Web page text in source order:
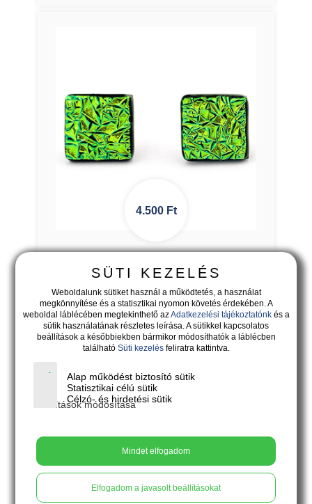
4.500Ft
PÖTTY - rusztikus felületű lime
bedugós fülbevaló
SÜTI KEZELÉS
Weboldalunk sütiket használ a működtetés, a használat
megkönnyítése és a statisztikai nyomon követés érdekében. A
weboldal láblécében megtekinthető azAdatkezelési tájékoztatónkés a
sütik használatának részletes leírása. A sütikkel kapcsolatos
beállítások a későbbiekben bármikor módosíthatók a láblécben
található Süti kezelésfeliratra kattintva.
Alap működést biztosító sütik
Statisztikai célú sütik
Célzó- és hirdetési sütik
Beállítások módosítása
Mindet elfogadom
Elfogadom a javasolt beállításokat